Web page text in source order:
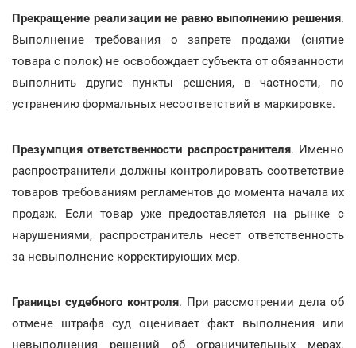
Прекращение реализации не равно выполнению решения.
Выполнение требования о запрете продажи (снятие
товара с полок) не освобождает субъекта от обязанности
выполнить другие пункты решения, в частности, по
устранению формальных несоответствий в маркировке.
Презумпция ответственности распространителя. Именно
распространители должны контролировать соответствие
товаров требованиям регламентов до момента начала их
продаж. Если товар уже предоставляется на рынке с
нарушениями, распространитель несет ответственность
за невыполнение корректирующих мер.
Границы судебного контроля. При рассмотрении дела об
отмене штрафа суд оценивает факт выполнения или
невыполнения решений об ограничительных мерах.